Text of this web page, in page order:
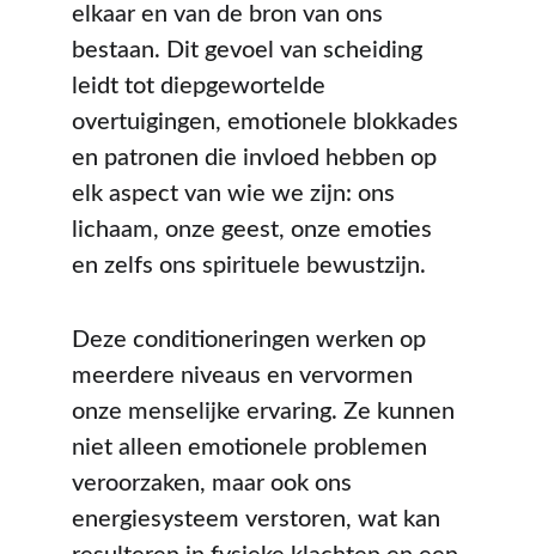
elkaar en van de bron van ons
bestaan. Dit gevoel van scheiding
leidt tot diepgewortelde
overtuigingen, emotionele blokkades
en patronen die invloed hebben op
elk aspect van wie we zijn: ons
lichaam, onze geest, onze emoties
en zelfs ons spirituele bewustzijn.
Deze conditioneringen werken op
meerdere niveaus en vervormen
onze menselijke ervaring. Ze kunnen
niet alleen emotionele problemen
veroorzaken, maar ook ons
energiesysteem verstoren, wat kan